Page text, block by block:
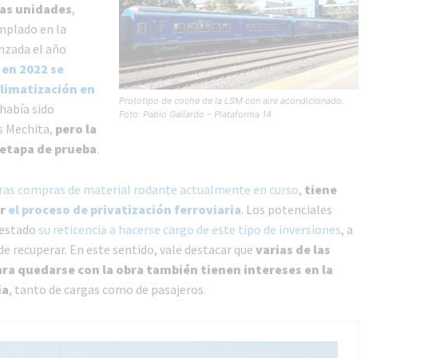
Prototipo de coche de la LSM con aire acondicionado.
Foto: Pablo Gallardo – Plataforma 14
unidades,
en la
el año
en 2022 se
en
sido
Mechita, pero la
de prueba.
compras de material rodante actualmente en curso, tiene
el proceso de privatización ferroviaria. Los potenciales
su reticencia a hacerse cargo de este tipo de inversiones, a
recuperar. En este sentido, vale destacar que varias de las
quedarse con la obra también tienen intereses en la
, tanto de cargas como de pasajeros.